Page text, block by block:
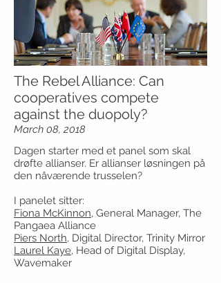
The Rebel Alliance: Can
cooperatives compete
against the duopoly?
March 08, 2018
Dagen starter med et panel som skal
drøfte allianser. Er allianser løsningen på
den nåværende trusselen?
I panelet sitter:
Fiona McKinnon, General Manager, The
Pangaea Alliance
Piers North, Digital Director, Trinity Mirror
Laurel Kaye, Head of Digital Display,
Wavemaker